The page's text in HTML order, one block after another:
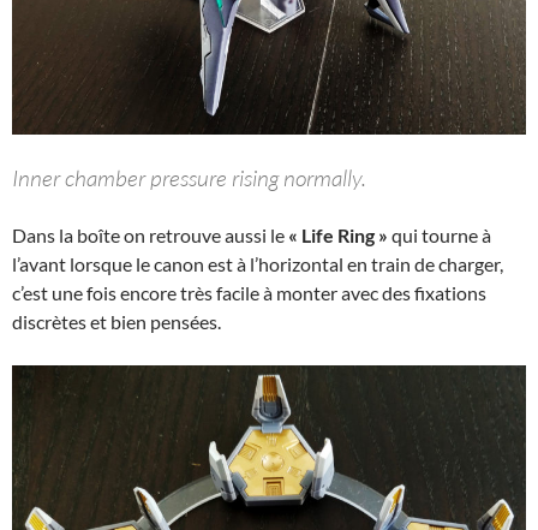
Inner chamber pressure rising normally.
Dans la boîte on retrouve aussi le « Life Ring » qui tourne à
l’avant lorsque le canon est à l’horizontal en train de charger,
c’est une fois encore très facile à monter avec des fixations
discrètes et bien pensées.